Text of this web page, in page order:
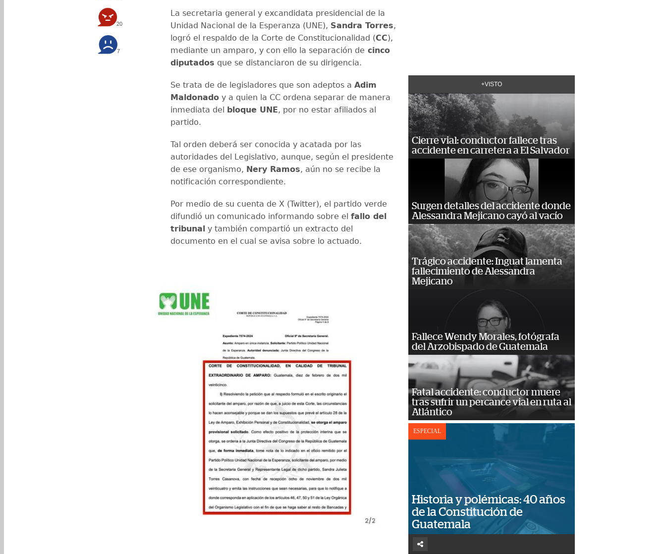
20
7
La secretaria general y excandidata presidencial de la
Unidad Nacional de la Esperanza (UNE), Sandra Torres,
logró el respaldo de la Corte de Constitucionalidad (CC),
mediante un amparo, y con ello la separación de cinco
diputados que se distanciaron de su dirigencia.
Se trata de de legisladores que son adeptos a Adim
Maldonado y a quien la CC ordena separar de manera
inmediata del bloque UNE, por no estar afiliados al
partido.
Tal orden deberá ser conocida y acatada por las
autoridades del Legislativo, aunque, según el presidente
de ese organismo, Nery Ramos, aún no se recibe la
notificación correspondiente.
Por medio de su cuenta de X (Twitter), el partido verde
difundió un comunicado informando sobre el fallo del
tribunal y también compartió un extracto del
documento en el cual se avisa sobre lo actuado.
+VISTO
Cierre vial: conductor fallece tras
accidente en carretera a El Salvador
Surgen detalles del accidente donde
Alessandra Mejicano cayó al vacío
Trágico accidente: Inguat lamenta
fallecimiento de Alessandra
Mejicano
Fallece Wendy Morales, fotógrafa
del Arzobispado de Guatemala
Fatal accidente: conductor muere
tras sufrir un percance vial en ruta al
Atlántico
ESPECIAL
Historia y polémicas: 40 años
de la Constitución de
Guatemala